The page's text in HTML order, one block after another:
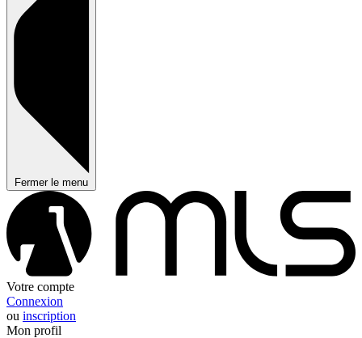
Fermer le menu
Votre compte
Connexion
ou inscription
Mon profil